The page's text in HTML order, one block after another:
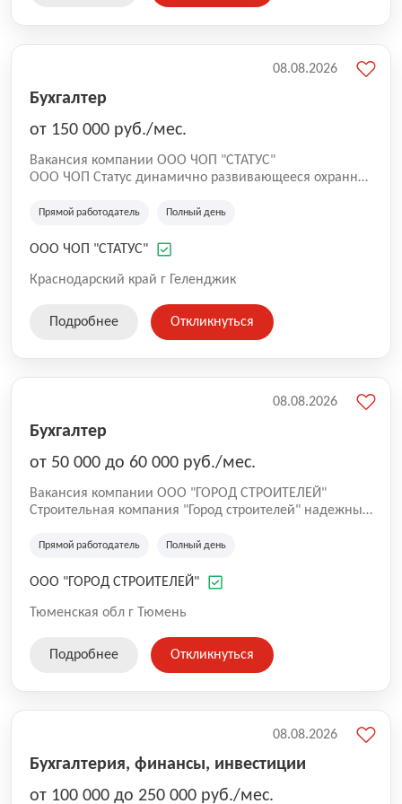
Бухгалтер
от 150 000 руб./мес.
Вакансия компании ООО ЧОП "СТАТУС"
ООО ЧОП Статус динамично развивающееся охранное
охранной сфере. Предприятие осуществляет охрану
строящихся инфраструктурных объектов в Геленджике.
условий труда своим сотрудникам, включая
Прямой работодатель Полный день
ООО ЧОП "СТАТУС"
Краснодарский край г Геленджик
08.08.2026
Подробнее Откликнуться
Бухгалтер
от 50 000 до 60 000 руб./мес.
Вакансия компании ООО "ГОРОД СТРОИТЕЛЕЙ"
Строительная компания "Город строителей" надежный
пространства. Выполняет профессиональный монтаж
теплоснабжение, водоснабжение, канализация,
Прямой работодатель Полный день
ООО "ГОРОД СТРОИТЕЛЕЙ"
Тюменская обл г Тюмень
08.08.2026
Подробнее Откликнуться
Бухгалтерия, финансы, инвестиции
от 100 000 до 250 000 руб./мес.
08.08.2026